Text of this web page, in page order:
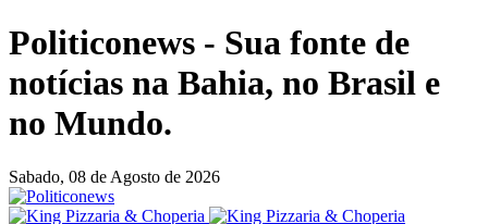
Politiconews - Sua fonte de
notícias na Bahia, no Brasil e
no Mundo.
Sabado, 08 de Agosto de 2026